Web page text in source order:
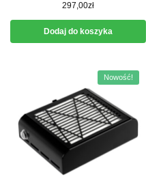
297,00zł
Dodaj do koszyka
Nowość!